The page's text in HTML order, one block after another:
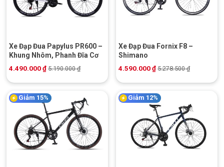
Xe Đạp Đua Papylus PR600 –
Khung Nhôm, Phanh Đĩa Cơ
4.490.000₫ 5.190.000₫
Xe Đạp Đua Fornix F8 –
Shimano
4.590.000₫ 5.278.500₫
Giảm 15% Giảm 12%